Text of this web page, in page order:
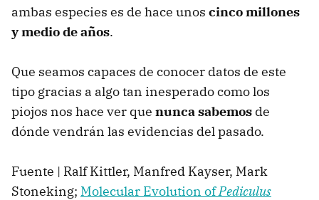
ambas especies es de hace unos cinco millones
y medio de años.
Que seamos capaces de conocer datos de este
tipo gracias a algo tan inesperado como los
piojos nos hace ver que nunca sabemos de
dónde vendrán las evidencias del pasado.
Fuente | Ralf Kittler, Manfred Kayser, Mark
Stoneking; Molecular Evolution ofPediculus